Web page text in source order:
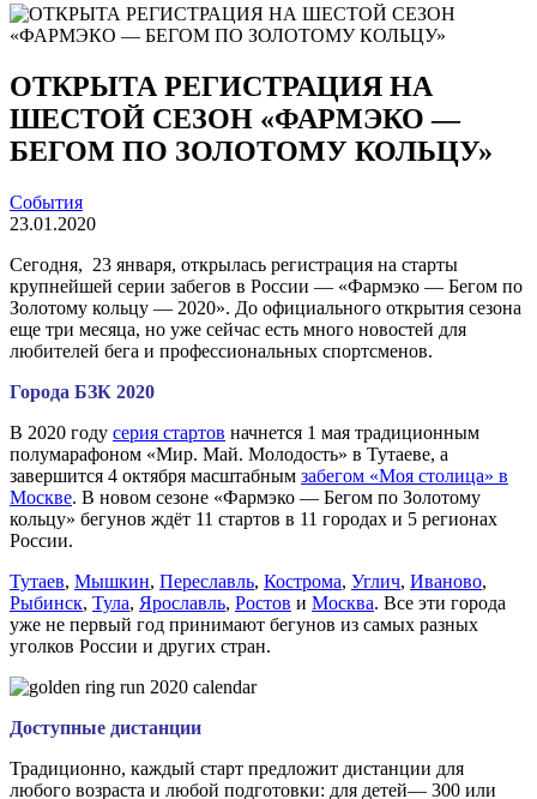
ОТКРЫТА РЕГИСТРАЦИЯ НА
ШЕСТОЙ СЕЗОН «ФАРМЭКО —
БЕГОМ ПО ЗОЛОТОМУ КОЛЬЦУ»
События
23.01.2020
Сегодня, 23 января, открылась регистрация на старты
крупнейшей серии забегов в России — «Фармэко — Бегом по
Золотому кольцу — 2020». До официального открытия сезона
еще три месяца, но уже сейчас есть много новостей для
любителей бега и профессиональных спортсменов.
Города БЗК 2020
В 2020 году серия стартов начнется 1 мая традиционным
полумарафоном «Мир. Май. Молодость» в Тутаеве, а
завершится 4 октября масштабным забегом «Моя столица» в
Москве. В новом сезоне «Фармэко — Бегом по Золотому
кольцу» бегунов ждёт 11 стартов в 11 городах и 5 регионах
России.
Тутаев, Мышкин, Переславль, Кострома, Углич, Иваново,
Рыбинск, Тула, Ярославль, Ростов и Москва. Все эти города
уже не первый год принимают бегунов из самых разных
уголков России и других стран.
Доступные дистанции
Традиционно, каждый старт предложит дистанции для
любого возраста и любой подготовки: для детей— 300 или